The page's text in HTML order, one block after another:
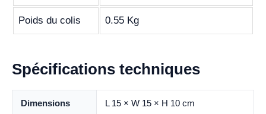
Poids du colis 0.55 Kg
Spécifications techniques
Dimensions L 15 × W 15 × H 10 cm